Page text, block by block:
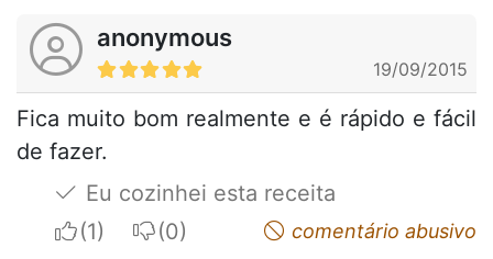
anonymous
19/09/2015
Fica muito bom realmente e é rápido e fácil
de fazer.
Eu cozinhei esta receita
I apreciateI do not appreciatecomentário abusivo